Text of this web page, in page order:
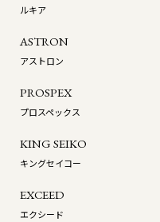
ルキア
ASTRON
アストロン
PROSPEX
プロスペックス
KING SEIKO
キングセイコー
EXCEED
エクシード